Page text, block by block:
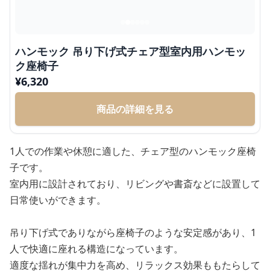
ハンモック 吊り下げ式チェア型室内用ハンモッ
ク座椅子
¥6,320
商品の詳細を見る
1人での作業や休憩に適した、チェア型のハンモック座椅
子です。
室内用に設計されており、リビングや書斎などに設置して
日常使いができます。
吊り下げ式でありながら座椅子のような安定感があり、1
人で快適に座れる構造になっています。
適度な揺れが集中力を高め、リラックス効果ももたらして